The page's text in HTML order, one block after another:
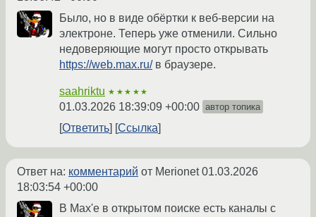
Было, но в виде обёртки к веб-версии на
электроне. Теперь уже отменили. Сильно
недоверяющие могут просто открывать
https://web.max.ru/в браузере.
saahriktu ★★★★★
01.03.2026 18:39:09 +00:00 автор топика
Ответить Ссылка
Ответ на: комментарий от Merionet01.03.2026
18:03:54 +00:00
В Max'е в открытом поиске есть каналы с